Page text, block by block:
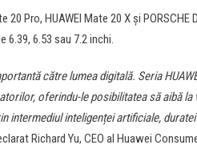
Pro, HUAWEI Mate 20 X și PORSCHE
6.39, 6.53 sau 7.2 inchi.
către lumea digitală. Seria
oferindu-le posibilitatea să aibă
intermediul inteligenței artificiale, duratei
Richard Yu, CEO al Huawei